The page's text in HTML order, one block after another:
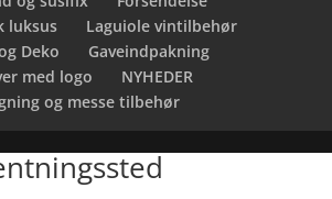
luksus
Laguiole vintilbehør
Deko
Gaveindpakning
med logo
NYHEDER
og messe tilbehør